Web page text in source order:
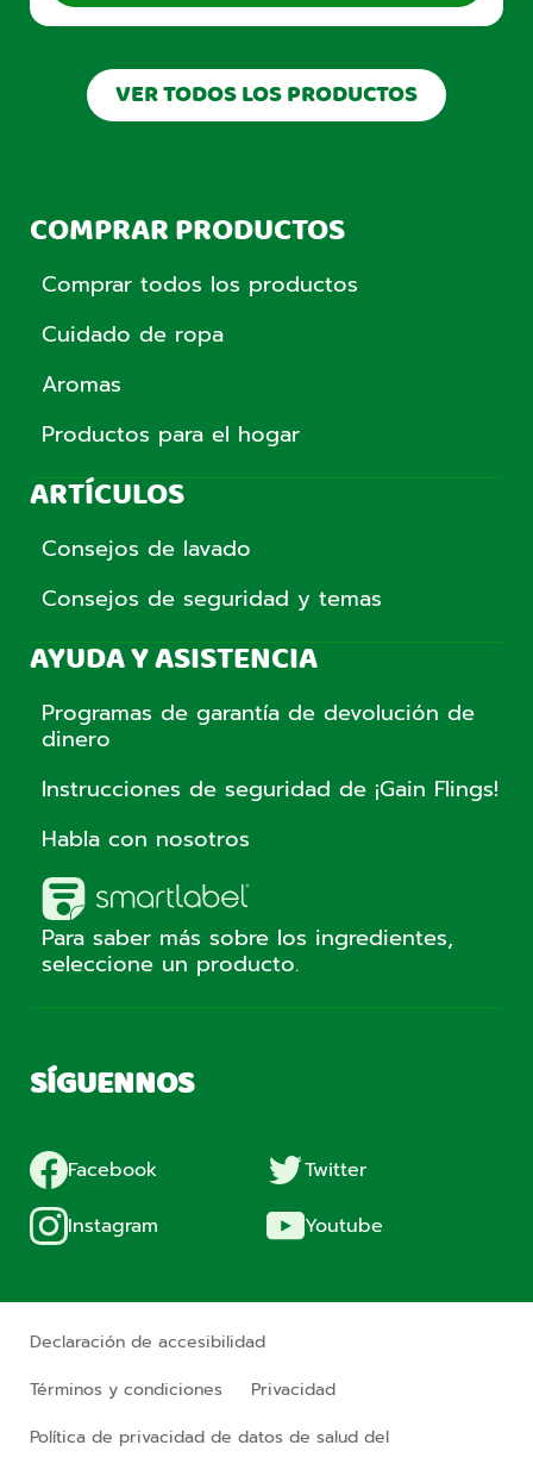
VER TODOS LOS PRODUCTOS
COMPRAR PRODUCTOS
Comprar todos los productos
Cuidado de ropa
Aromas
Productos para el hogar
ARTÍCULOS
Consejos de lavado
Consejos de seguridad y temas
AYUDA Y ASISTENCIA
Programas de garantía de devolución de
dinero
Instrucciones de seguridad de ¡Gain Flings!
Habla con nosotros
Para saber más sobre los ingredientes,
seleccione un producto.
SÍGUENNOS
Facebook
Twitter
Instagram
Youtube
Declaración de accesibilidad
Términos y condiciones
Privacidad
Política de privacidad de datos de salud del